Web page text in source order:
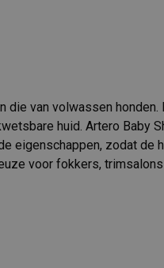
van volwassen honden.
huid. Artero Baby
eigenschappen, zodat de
voor fokkers,